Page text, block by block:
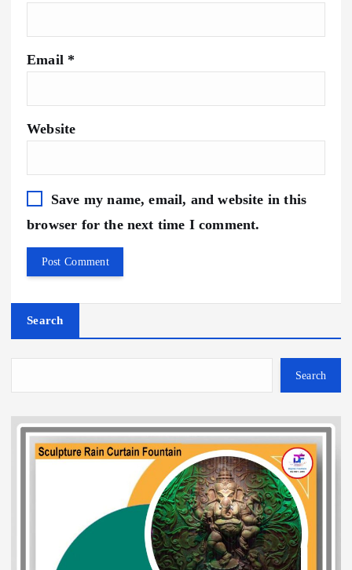
Email *
Website
Save my name, email, and website in this
browser for the next time I comment.
Search
Search